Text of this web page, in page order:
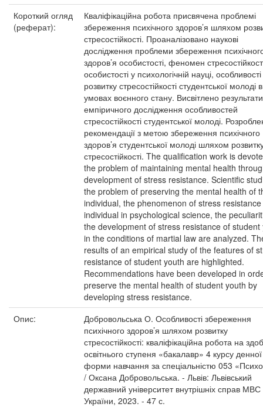
Короткий огляд
(реферат):
Кваліфікаційна робота присвячена проблемі
збереження психічного здоров’я шляхом
стресостійкості. Проаналізовано наукові
дослідження проблеми збереження
здоров’я особистості, феномен
особистості у психологічній науці, особливості
розвитку стресостійкості студентської молоді в
умовах воєнного стану. Висвітлено результати
емпіричного дослідження особливостей
стресостійкості студентської молоді.
рекомендації з метою збереження психічного
здоров’я студентської молоді шляхом
стресостійкості. The qualification work is
the problem of maintaining mental health
development of stress resistance. Scientific
the problem of preserving the mental health of
individual, the phenomenon of stress
individual in psychological science, the
the development of stress resistance of student
in the conditions of martial law are analyzed.
results of an empirical study of the features of
resistance of student youth are highlighted.
Recommendations have been developed in
preserve the mental health of student youth by
developing stress resistance.
Опис:
Добровольська О. Особливості збереження
психічного здоров’я шляхом розвитку
стресостійкості: кваліфікаційна робота на
освітнього ступеня «бакалавр» 4 курсу денної
форми навчання за спеціальністю 053
/ Оксана Добровольська. - Львів: Львівський
державний університет внутрішніх справ МВС
України, 2023. - 47 с.